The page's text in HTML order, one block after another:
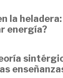
la heladera:
energía?